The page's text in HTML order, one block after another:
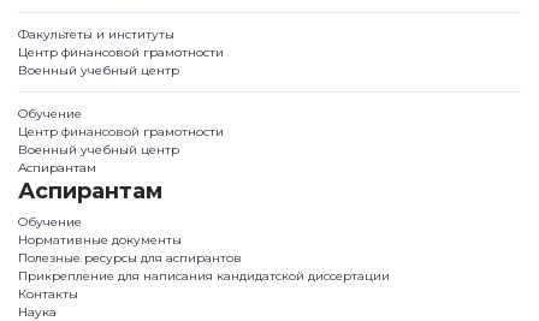
Факультеты и институты
Центр финансовой грамотности
Военный учебный центр
Обучение
Центр финансовой грамотности
Военный учебный центр
Аспирантам
Аспирантам
Обучение
Нормативные документы
Полезные ресурсы для аспирантов
Прикрепление для написания кандидатской диссертации
Контакты
Наука